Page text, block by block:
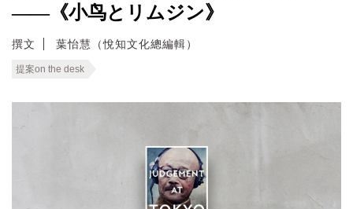
——《小鸟とリムジン》
撰文 葉怡慧（悅知文化總編輯）
提案on the desk